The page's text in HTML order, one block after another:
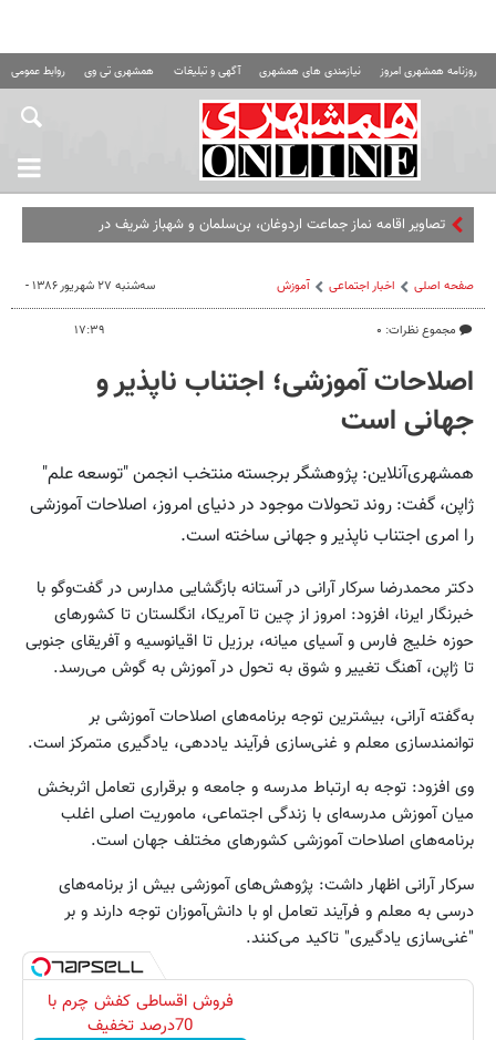
روزنامه همشهری امروز نیازمندی های همشهری آگهی و تبلیغات همشهری تی وی روابط عمومی
تصاویر اقامه نماز جماعت اردوغان، بن‌سلمان و شهباز شریف در
صفحه اصلی اخبار اجتماعی آموزش
مجموع نظرات: ۰
سه‌شنبه ۲۷ شهریور ۱۳۸۶ -
۱۷:۳۹
اصلاحات آموزشی؛ اجتناب ناپذیر و
جهانی است
همشهری‌آنلاین: پژوهشگر برجسته منتخب انجمن "توسعه علم"
ژاپن، گفت: روند تحولات موجود در دنیای امروز، اصلاحات آموزشی
را امری اجتناب ناپذیر و جهانی ساخته است.
دکتر محمدرضا سرکار آرانی در آستانه بازگشایی مدارس در گفت‌وگو با
خبرنگار ایرنا، افزود: امروز از چین تا آمریکا، انگلستان تا کشورهای
حوزه خلیج فارس و آسیای میانه، برزیل تا اقیانوسیه و آفریقای جنوبی
تا ژاپن، آهنگ تغییر و شوق به تحول در آموزش به گوش می‌رسد.
به‌گفته آرانی، بیشترین توجه برنامه‌های اصلاحات آموزشی بر
توانمندسازی معلم و غنی‌سازی فرآیند یاددهی، یادگیری متمرکز است.
وی افزود: توجه به ارتباط مدرسه و جامعه و برقراری تعامل اثربخش
میان آموزش مدرسه‌ای با زندگی اجتماعی، ماموریت اصلی اغلب
برنامه‌های اصلاحات آموزشی کشورهای مختلف جهان است.
سرکار آرانی اظهار داشت: پژوهش‌های آموزشی بیش از برنامه‌های
درسی به معلم و فرآیند تعامل او با دانش‌آموزان توجه دارند و بر
"غنی‌سازی یادگیری" تاکید می‌کنند.
فروش اقساطی کفش چرم با
70درصد تخفیف